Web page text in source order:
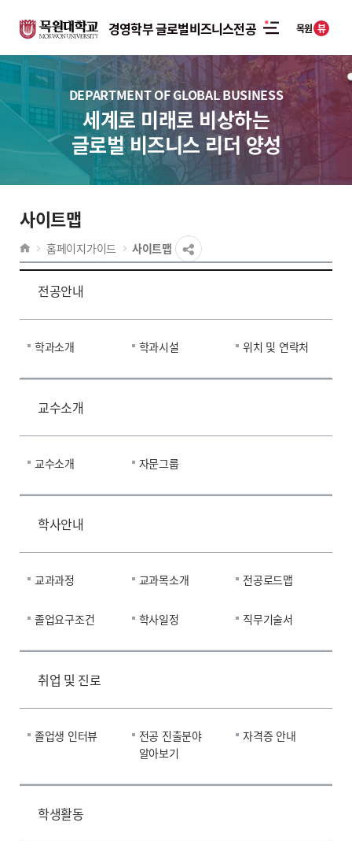
경영학부 글로벌비즈니스전공 목원 뷰
DEPARTMENT OF GLOBAL BUSINESS
세계로 미래로 비상하는
글로벌 비즈니스 리더 양성
사이트맵
홈페이지가이드 사이트맵
전공안내
학과소개 학과시설 위치 및 연락처
교수소개
교수소개 자문그룹
학사안내
교과과정 교과목소개 전공로드맵
졸업요구조건 학사일정 직무기술서
취업 및 진로
졸업생 인터뷰
전공 진출분야
알아보기
자격증 안내
학생활동